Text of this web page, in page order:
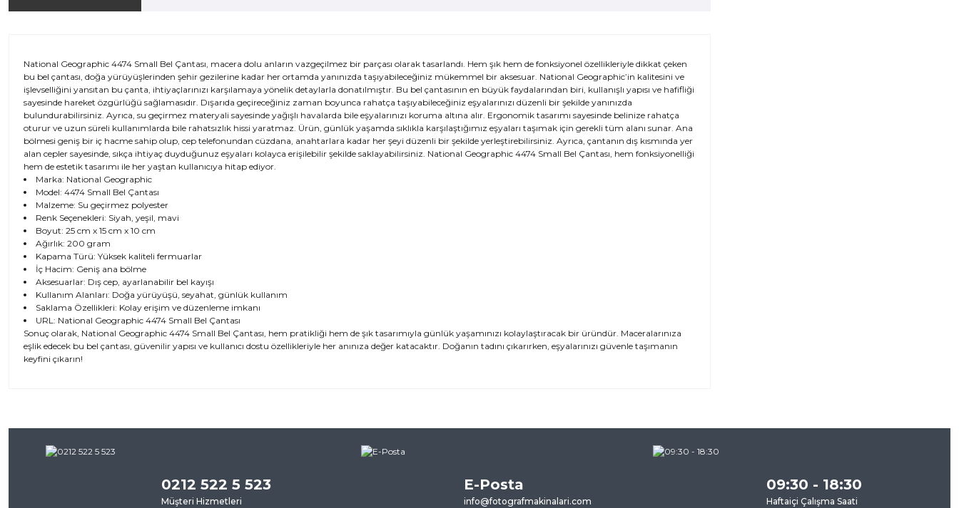
National Geographic 4474 Small Bel Çantası, macera dolu anların vazgeçilmez bir parçası olarak tasarlandı. Hem şık hem de fonksiyonel özellikleriyle dikkat çeken
bu bel çantası, doğa yürüyüşlerinden şehir gezilerine kadar her ortamda yanınızda taşıyabileceğiniz mükemmel bir aksesuar. National Geographic’in kalitesini ve
işlevselliğini yansıtan bu çanta, ihtiyaçlarınızı karşılamaya yönelik detaylarla donatılmıştır. Bu bel çantasının en büyük faydalarından biri, kullanışlı yapısı ve hafifliği
sayesinde hareket özgürlüğü sağlamasıdır. Dışarıda geçireceğiniz zaman boyunca rahatça taşıyabileceğiniz eşyalarınızı düzenli bir şekilde yanınızda
bulundurabilirsiniz. Ayrıca, su geçirmez materyali sayesinde yağışlı havalarda bile eşyalarınızı koruma altına alır. Ergonomik tasarımı sayesinde belinize rahatça
oturur ve uzun süreli kullanımlarda bile rahatsızlık hissi yaratmaz. Ürün, günlük yaşamda sıklıkla karşılaştığımız eşyaları taşımak için gerekli tüm alanı sunar. Ana
bölmesi geniş bir iç hacme sahip olup, cep telefonundan cüzdana, anahtarlara kadar her şeyi düzenli bir şekilde yerleştirebilirsiniz. Ayrıca, çantanın dış kısmında yer
alan cepler sayesinde, sıkça ihtiyaç duyduğunuz eşyaları kolayca erişilebilir şekilde saklayabilirsiniz. National Geographic 4474 Small Bel Çantası, hem fonksiyonelliği
hem de estetik tasarımı ile her yaştan kullanıcıya hitap ediyor.
Marka: National Geographic
Model: 4474 Small Bel Çantası
Malzeme: Su geçirmez polyester
Renk Seçenekleri: Siyah, yeşil, mavi
Boyut: 25 cm x 15 cm x 10 cm
Ağırlık: 200 gram
Kapama Türü: Yüksek kaliteli fermuarlar
İç Hacim: Geniş ana bölme
Aksesuarlar: Dış cep, ayarlanabilir bel kayışı
Kullanım Alanları: Doğa yürüyüşü, seyahat, günlük kullanım
Saklama Özellikleri: Kolay erişim ve düzenleme imkanı
URL: National Geographic 4474 Small Bel Çantası
Sonuç olarak, National Geographic 4474 Small Bel Çantası, hem pratikliği hem de şık tasarımıyla günlük yaşamınızı kolaylaştıracak bir üründür. Maceralarınıza
eşlik edecek bu bel çantası, güvenilir yapısı ve kullanıcı dostu özellikleriyle her anınıza değer katacaktır. Doğanın tadını çıkarırken, eşyalarınızı güvenle taşımanın
keyfini çıkarın!
Görüş ve önerileriniz için teşekkür ederiz.
Ürün resmi kalitesiz, bozuk veya görüntülenemiyor.
Ürün açıklamasında eksik bilgiler bulunuyor.
0212 522 5 523
Müşteri Hizmetleri
E-Posta
info@fotografmakinalari.com
09:30 - 18:30
Haftaiçi Çalışma Saati